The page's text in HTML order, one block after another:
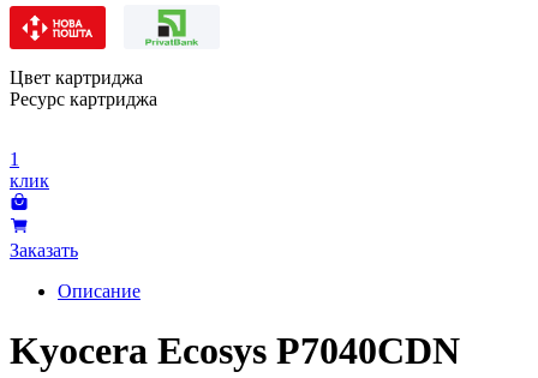
Цвет картриджа
Ресурс картриджа
1
клик
Заказать
Описание
Kyocera Ecosys P7040CDN